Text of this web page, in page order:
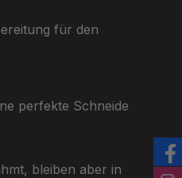
für den
perfekte Schneide
bleiben aber in